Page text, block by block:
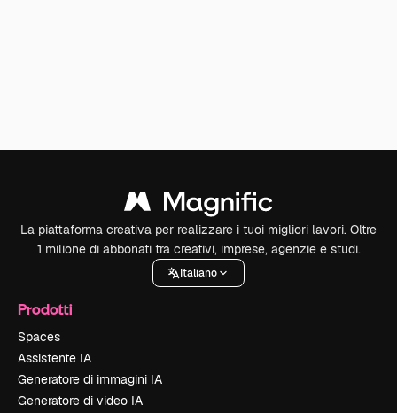
La piattaforma creativa per realizzare i tuoi migliori lavori. Oltre
1 milione di abbonati tra creativi, imprese, agenzie e studi.
Italiano
Prodotti
Spaces
Assistente IA
Generatore di immagini IA
Generatore di video IA